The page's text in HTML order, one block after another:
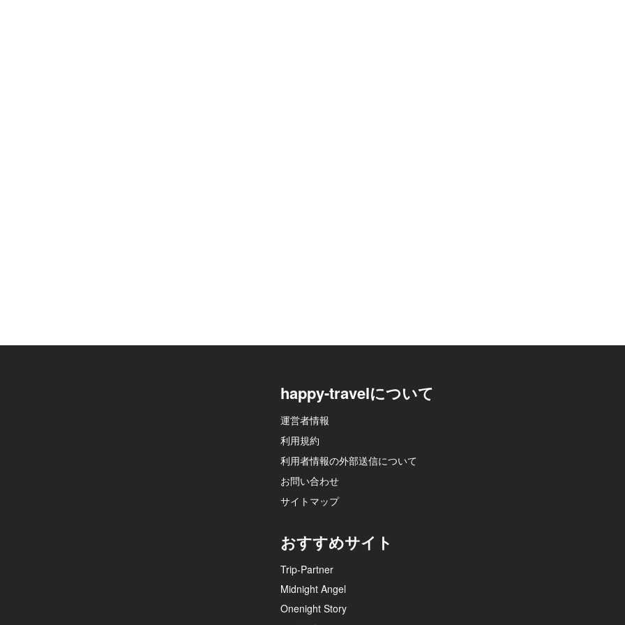
happy-travelについて
運営者情報
利用規約
利用者情報の外部送信について
お問い合わせ
サイトマップ
おすすめサイト
Trip-Partner
Midnight Angel
Onenight Story